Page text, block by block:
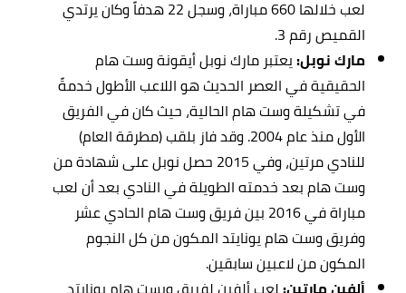
لعب خلالها 660 مباراة، وسجل 22 هدفاً وكان يرتدي
القميص رقم 3.
مارك نوبل:يعتبر مارك نوبل أيقونة وست هام
الحقيقية في العصر الحديث هو اللاعب الأطول خدمةً
في تشكيلة وست هام الحالية، حيث كان في الفريق
الأول منذ عام 2004. وقد فاز بلقب (مطرقة العام)
للنادي مرتين، وفي 2015 حصل نوبل على شهادة من
وست هام بعد خدمته الطويلة في النادي بعد أن لعب
مباراة في 2016 بين فريق وست هام الحادي عشر
وفريق وست هام يونايتد المكون من كل النجوم
المكون من لاعبين سابقين.